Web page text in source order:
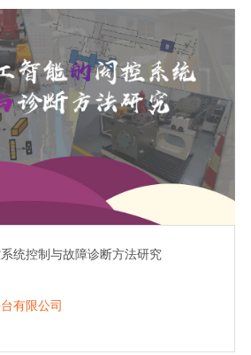
统控制与故障诊断方法研究
有限公司